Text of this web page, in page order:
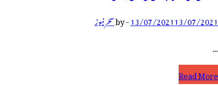
13/07/202113/07/2021
-
byسحر نیوز
…
وقارآباد
Read More